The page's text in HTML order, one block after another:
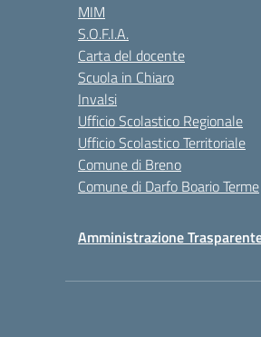
MIM
S.O.F.I.A.
Carta del docente
Scuola in Chiaro
Invalsi
Ufficio Scolastico Regionale
Ufficio Scolastico Territoriale
Comune di Breno
Comune di Darfo Boario Terme
Amministrazione